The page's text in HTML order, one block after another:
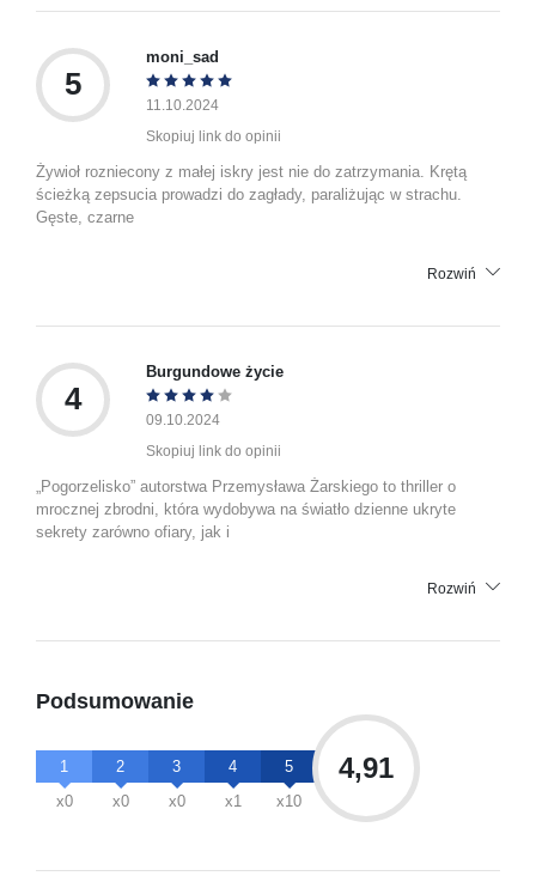
5
moni_sad
11.10.2024
Skopiuj link do opinii
Żywioł rozniecony z małej iskry jest nie do zatrzymania. Krętą
ścieżką zepsucia prowadzi do zagłady, paraliżując w strachu.
Gęste, czarne
Rozwiń
4
Burgundowe życie
09.10.2024
Skopiuj link do opinii
„Pogorzelisko” autorstwa Przemysława Żarskiego to thriller o
mrocznej zbrodni, która wydobywa na światło dzienne ukryte
sekrety zarówno ofiary, jak i
Rozwiń
Podsumowanie
1
x0
2
x0
3
x0
4
x1
5
x10
4,91